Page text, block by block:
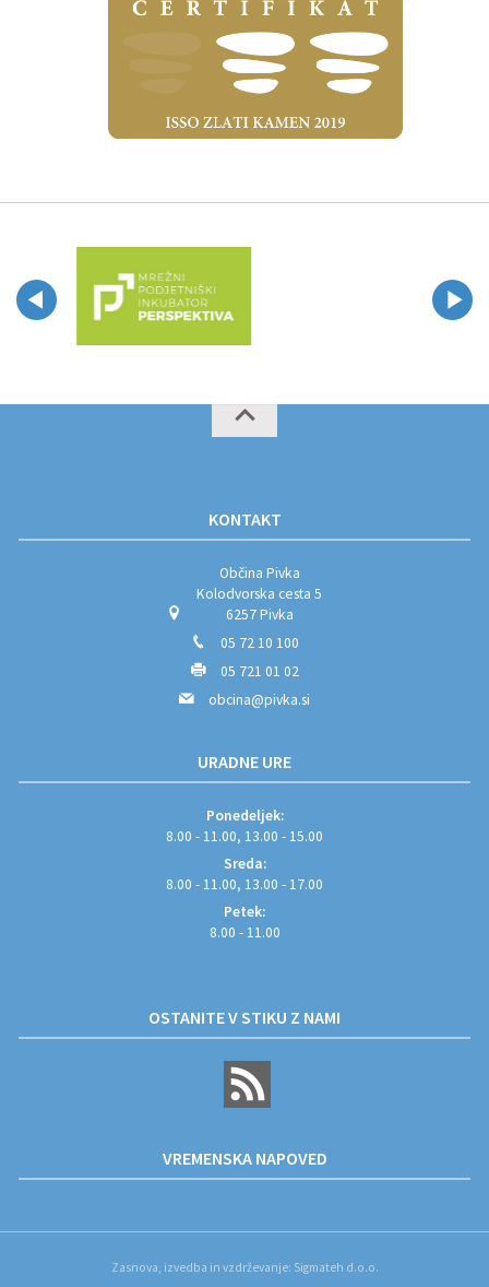
KONTAKT
Občina Pivka
Kolodvorska cesta 5
6257 Pivka
05 72 10 100
05 721 01 02
obcina@pivka.si
URADNE URE
Ponedeljek:
8.00 - 11.00, 13.00 - 15.00
Sreda:
8.00 - 11.00, 13.00 - 17.00
Petek:
8.00 - 11.00
OSTANITE V STIKU Z NAMI
VREMENSKA NAPOVED
Zasnova, izvedba in vzdrževanje: Sigmateh d.o.o.